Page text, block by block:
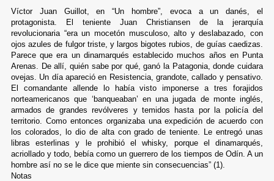
Víctor Juan Guillot, en “Un hombre”, evoca a un danés, el
protagonista. El teniente Juan Christiansen de la jerarquía
revolucionaria “era un mocetón musculoso, alto y deslabazado, con
ojos azules de fulgor triste, y largos bigotes rubios, de guías caedizas.
Parece que era un dinamarqués establecido muchos años en Punta
Arenas. De allí, quién sabe por qué, ganó la Patagonia, donde cuidara
ovejas. Un día apareció en Resistencia, grandote, callado y pensativo.
El comandante allende lo había visto imponerse a tres forajidos
norteamericanos que ‘banqueaban’ en una jugada de monte inglés,
armados de grandes revólveres y temidos hasta por la policía del
territorio. Como entonces organizaba una expedición de acuerdo con
los colorados, lo dio de alta con grado de teniente. Le entregó unas
libras esterlinas y le prohibió el whisky, porque el dinamarqués,
acriollado y todo, bebía como un guerrero de los tiempos de Odín. A un
hombre así no se le dice que miente sin consecuencias” (1).
Notas